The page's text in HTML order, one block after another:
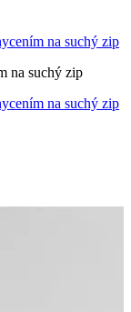
na suchý zip
na suchý zip
na suchý zip